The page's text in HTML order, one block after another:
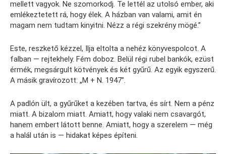
mellett vagyok. Ne szomorkodj. Te lettél az utolsó ember, aki
emlékeztetett rá, hogy élek. A házban van valami, amit én
magam nem tudtam kinyitni. Nézz a régi szekrény mögé.”
Este, reszkető kézzel, Ilja eltolta a nehéz könyvespolcot. A
falban — rejtekhely. Fém doboz. Belül régi rubel bankók, ezüst
érmék, megsárgult kötvények és két gyűrű. Az egyik egyszerű.
A másik gravírozott: „M + N. 1947”.
A padlón ült, a gyűrűket a kezében tartva, és sírt. Nem a pénz
miatt. A bizalom miatt. Amiatt, hogy valaki nem csavargót,
hanem embert látott benne. Amiatt, hogy a szerelem — még
a halál után is — hidakat képes építeni.